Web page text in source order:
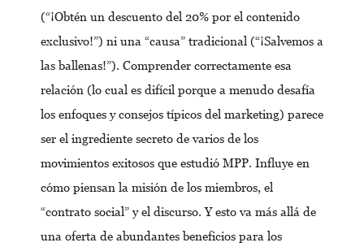
(“¡Obtén un descuento del 20% por el contenido
exclusivo!”) ni una “causa” tradicional (“¡Salvemos a
las ballenas!”). Comprender correctamente esa
relación (lo cual es difícil porque a menudo desafía
los enfoques y consejos típicos del marketing) parece
ser el ingrediente secreto de varios de los
movimientos exitosos que estudió MPP. Influye en
cómo piensan la misión de los miembros, el
“contrato social” y el discurso. Y esto va más allá de
una oferta de abundantes beneficios para los